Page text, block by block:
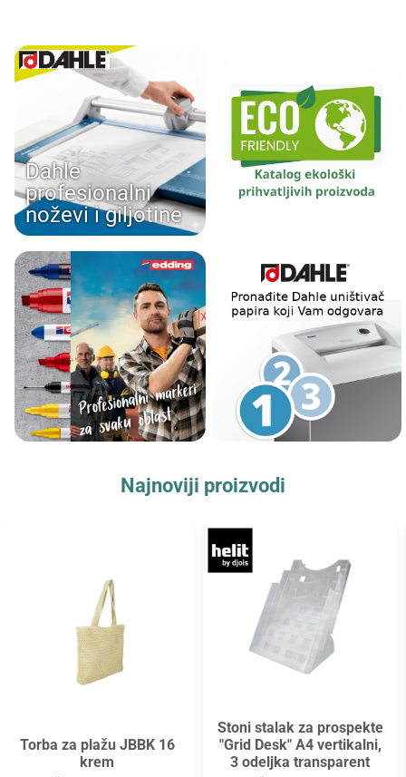
Dahle
profesionalni
noževi i giljotine
Najnoviji proizvodi
Torba za plažu JBBK 16
krem
Stoni stalak za prospekte
"Grid Desk" A4 vertikalni,
3 odeljka transparent